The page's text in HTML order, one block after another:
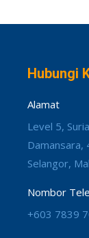
Hubungi
Alamat
Level 5,
Damansara,
Selangor,
Nombor
+603 7839